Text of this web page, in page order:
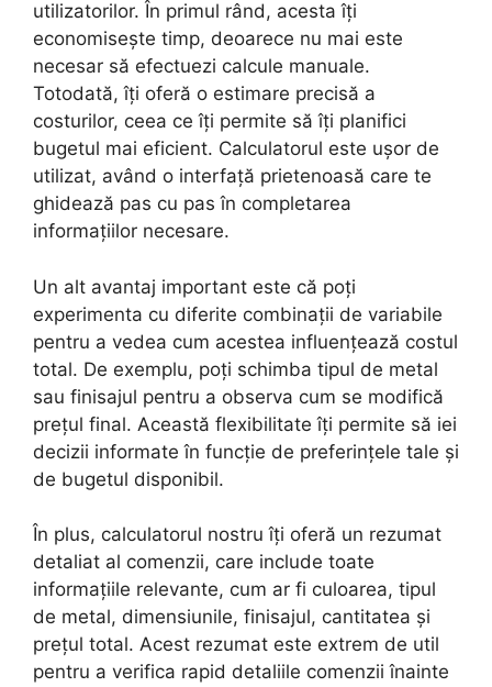
utilizatorilor. În primul rând, acesta îți
economisește timp, deoarece nu mai este
necesar să efectuezi calcule manuale.
Totodată, îți oferă o estimare precisă a
costurilor, ceea ce îți permite să îți planifici
bugetul mai eficient. Calculatorul este ușor de
utilizat, având o interfață prietenoasă care te
ghidează pas cu pas în completarea
informațiilor necesare.
Un alt avantaj important este că poți
experimenta cu diferite combinații de variabile
pentru a vedea cum acestea influențează costul
total. De exemplu, poți schimba tipul de metal
sau finisajul pentru a observa cum se modifică
prețul final. Această flexibilitate îți permite să iei
decizii informate în funcție de preferințele tale și
de bugetul disponibil.
În plus, calculatorul nostru îți oferă un rezumat
detaliat al comenzii, care include toate
informațiile relevante, cum ar fi culoarea, tipul
de metal, dimensiunile, finisajul, cantitatea și
prețul total. Acest rezumat este extrem de util
pentru a verifica rapid detaliile comenzii înainte